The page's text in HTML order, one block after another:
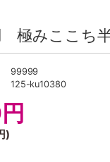
極みここち
99999
125-ku10380
)